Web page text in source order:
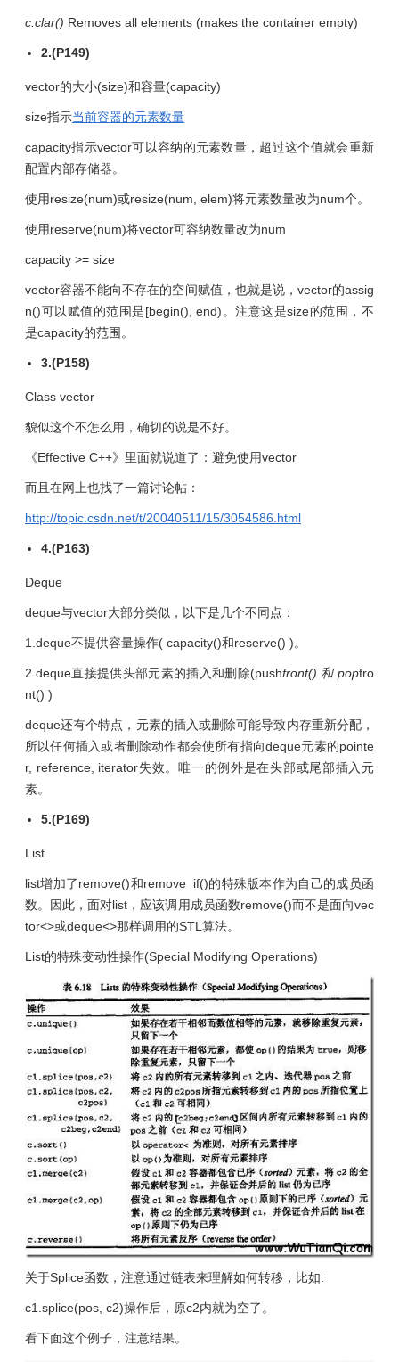
c.clar() Removes all elements (makes the container empty)
2.(P149)
vector的大小(size)和容量(capacity)
size指示当前容器的元素数量
capacity指示vector可以容纳的元素数量，超过这个值就会重新
配置内部存储器。
使用resize(num)或resize(num, elem)将元素数量改为num个。
使用reserve(num)将vector可容纳数量改为num
capacity >= size
vector容器不能向不存在的空间赋值，也就是说，vector的assig
n()可以赋值的范围是[begin(), end)。注意这是size的范围，不
是capacity的范围。
3.(P158)
Class vector
貌似这个不怎么用，确切的说是不好。
《Effective C++》里面就说道了：避免使用vector
而且在网上也找了一篇讨论帖：
http://topic.csdn.net/t/20040511/15/3054586.html
4.(P163)
Deque
deque与vector大部分类似，以下是几个不同点：
1.deque不提供容量操作( capacity()和reserve() )。
2.deque直接提供头部元素的插入和删除(pushfront() 和 popfro
nt() )
deque还有个特点，元素的插入或删除可能导致内存重新分配，
所以任何插入或者删除动作都会使所有指向deque元素的pointe
r, reference, iterator失效。唯一的例外是在头部或尾部插入元
素。
5.(P169)
List
list增加了remove()和remove_if()的特殊版本作为自己的成员函
数。因此，面对list，应该调用成员函数remove()而不是面向vec
tor<>或deque<>那样调用的STL算法。
List的特殊变动性操作(Special Modifying Operations)
关于Splice函数，注意通过链表来理解如何转移，比如:
c1.splice(pos, c2)操作后，原c2内就为空了。
看下面这个例子，注意结果。